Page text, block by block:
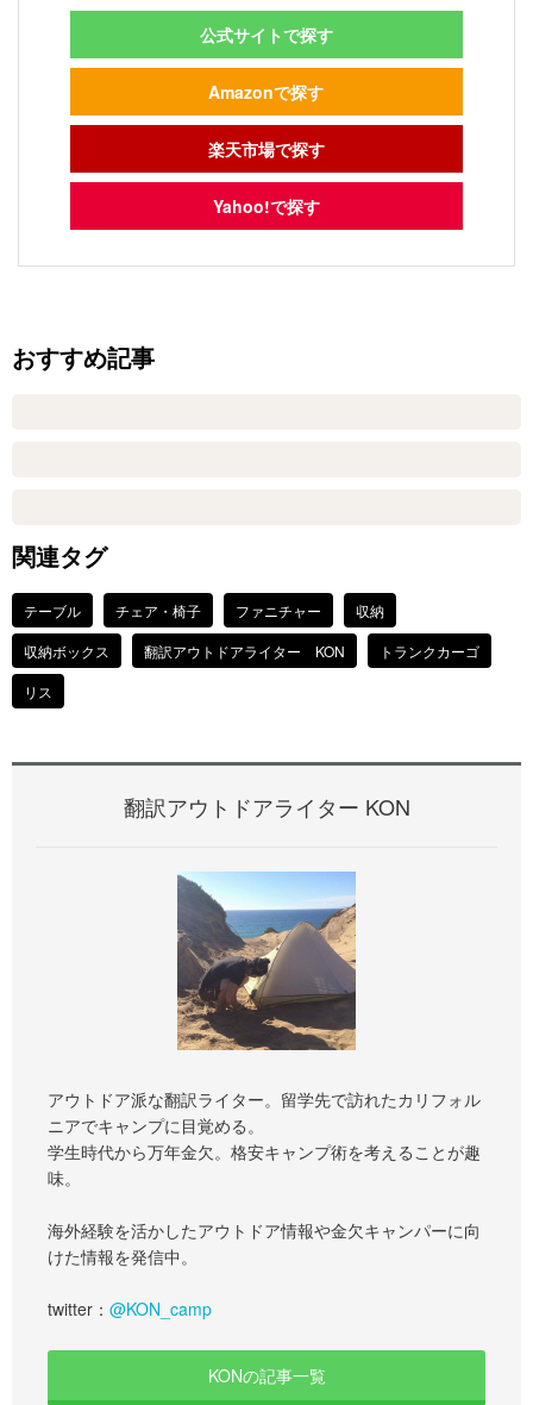
公式サイトで探す
Amazonで探す
楽天市場で探す
Yahoo!で探す
おすすめ記事
関連タグ
テーブル チェア・椅子 ファニチャー
収納
収納ボックス
翻訳アウトドアライター KON
トランクカーゴ
リス
翻訳アウトドアライター KON
アウトドア派な翻訳ライター。留学先で訪れたカリフォル
ニアでキャンプに目覚める。
学生時代から万年金欠。格安キャンプ術を考えることが趣
味。
海外経験を活かしたアウトドア情報や金欠キャンパーに向
けた情報を発信中。
twitter： @KON_camp
KONの記事一覧